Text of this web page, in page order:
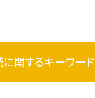
関するキーワード